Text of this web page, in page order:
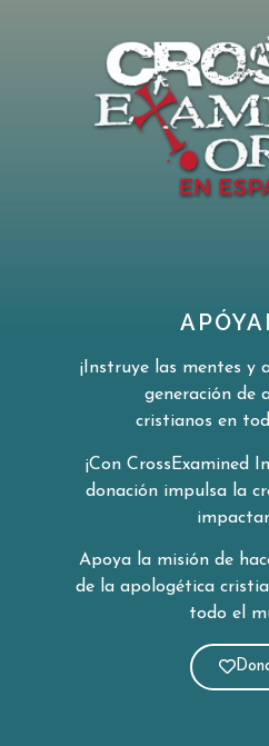
¡Instruye las mentes y
generación de
cristianos en
¡Con CrossExamined
donación impulsa la
Apoya la misión de
de la apologética
todo el